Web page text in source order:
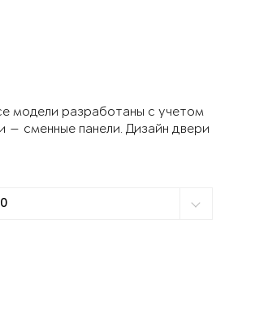
модели разработаны с учетом
— сменные панели. Дизайн двери